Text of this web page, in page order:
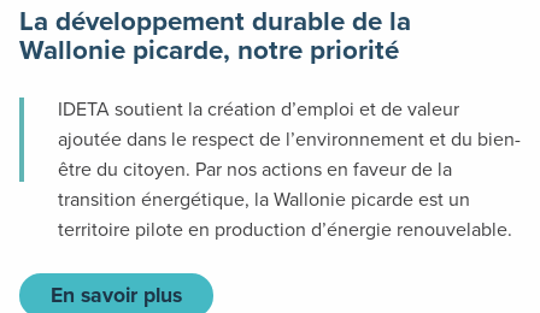
La développement durable de la
Wallonie picarde, notre priorité
IDETA soutient la création d’emploi et de valeur
ajoutée dans le respect de l’environnement et du bien-
être du citoyen. Par nos actions en faveur de la
transition énergétique, la Wallonie picarde est un
territoire pilote en production d’énergie renouvelable.
En savoir plus